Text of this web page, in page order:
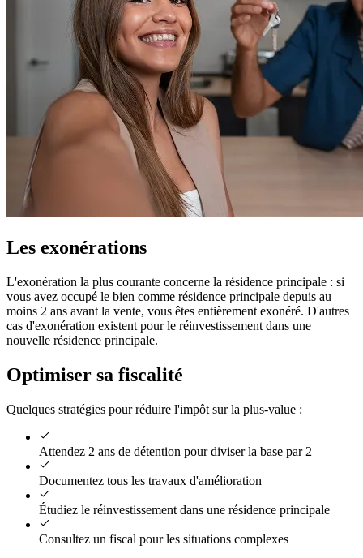
Les exonérations
L'exonération la plus courante concerne la résidence principale : si
vous avez occupé le bien comme résidence principale depuis au
moins 2 ans avant la vente, vous êtes entièrement exonéré. D'autres
cas d'exonération existent pour le réinvestissement dans une
nouvelle résidence principale.
Optimiser sa fiscalité
Quelques stratégies pour réduire l'impôt sur la plus-value :
Attendez 2 ans de détention pour diviser la base par 2
Documentez tous les travaux d'amélioration
Étudiez le réinvestissement dans une résidence principale
Consultez un fiscal pour les situations complexes